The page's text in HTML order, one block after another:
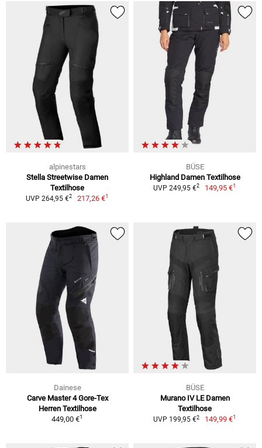
alpinestars
Stella Streetwise Damen
Textilhose
UVP 264,95 €2 217,26 €1
BÜSE
Highland Damen Textilhose
UVP 249,95 €2 149,95 €1
Dainese
Carve Master 4 Gore-Tex
Herren Textilhose
449,00 €1
BÜSE
Murano IV LE Damen
Textilhose
UVP 199,95 €2 149,99 €1